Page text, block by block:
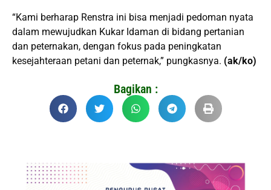
“Kami berharap Renstra ini bisa menjadi pedoman nyata
dalam mewujudkan Kukar Idaman di bidang pertanian
dan peternakan, dengan fokus pada peningkatan
kesejahteraan petani dan peternak,” pungkasnya. (ak/ko)
Bagikan :